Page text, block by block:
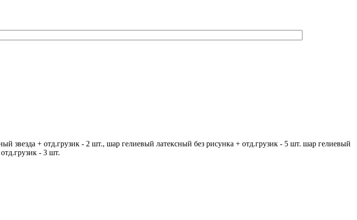
звезда + отд.грузик - 2 шт., шар гелиевый латексный без рисунка + отд.грузик - 5 шт. шар гелиевый
- 3 шт.